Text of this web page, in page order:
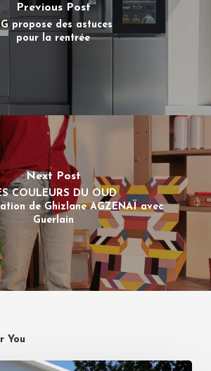
Previous Post
propose des astuces
pour la rentrée
Next Post
COULEURS DU OUD
de Ghizlane AGZENAÏ avec
Guerlain
You